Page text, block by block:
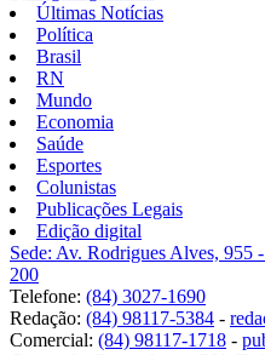
Últimas Notícias
Política
Brasil
RN
Mundo
Economia
Saúde
Esportes
Colunistas
Publicações Legais
Edição digital
Sede: Av. Rodrigues Alves,
200
Telefone: (84) 3027-1690
Redação: (84) 98117-5384 -
Comercial: (84) 98117-1718 -